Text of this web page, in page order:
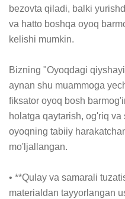
bezovta qiladi, balki
va hatto boshqa oyoq
kelishi mumkin.
Bizning "Oyoqdagi
aynan shu muammoga
fiksator oyoq bosh
holatga qaytarish, og'riq
oyoqning tabiiy
mo'ljallangan.
• **Qulay va samarali
materialdan tayyorlangan